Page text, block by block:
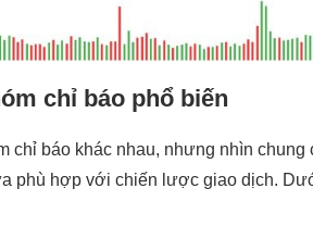
chỉ báo phổ biến
chỉ báo khác nhau, nhưng nhìn
phù hợp với chiến lược giao dịch.